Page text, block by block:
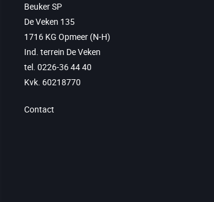
Beuker SP
De Veken 135
1716 KG Opmeer (N-H)
Ind. terrein De Veken
tel. 0226-36 44 40
Kvk. 60218770
Contact